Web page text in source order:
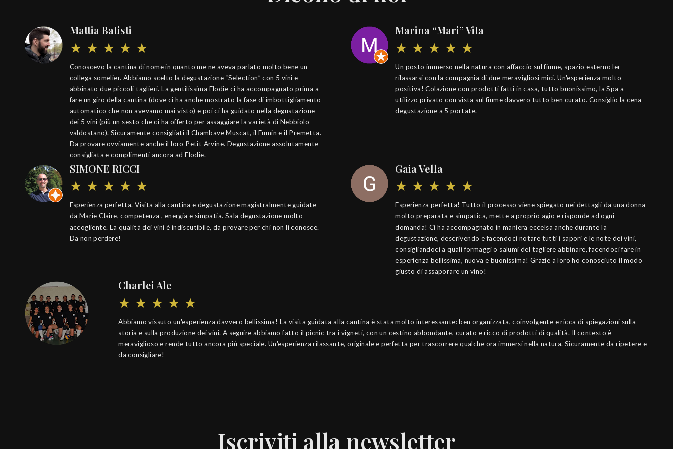
Mattia Batisti
Conoscevo la cantina di nome in quanto me ne aveva parlato molto bene un
collega somelier. Abbiamo scelto la degustazione “Selection” con 5 vini e
abbinato due piccoli taglieri. La gentilissima Elodie ci ha accompagnato prima a
fare un giro della cantina (dove ci ha anche mostrato la fase di imbottigliamento
automatico che non avevamo mai visto) e poi ci ha guidato nella degustazione
dei 5 vini (più un sesto che ci ha offerto per assaggiare la varietà di Nebbiolo
valdostano). Sicuramente consigliati il Chambave Muscat, il Fumin e il Premetta.
Da provare ovviamente anche il loro Petit Arvine. Degustazione assolutamente
consigliata e complimenti ancora ad Elodie.
Marina “Mari” Vita
Un posto immerso nella natura con affaccio sul fiume, spazio esterno ler
rilassarsi con la compagnia di due meravigliosi mici. Un'esperienza molto
positiva! Colazione con prodotti fatti in casa, tutto buonissimo, la Spa a
utilizzo privato con vista sul fiume davvero tutto ben curato. Consiglio la cena
degustazione a 5 portate.
SIMONE RICCI
Esperienza perfetta. Visita alla cantina e degustazione magistralmente guidate
da Marie Claire, competenza , energia e simpatia. Sala degustazione molto
accogliente. La qualità dei vini è indiscutibile, da provare per chi non li conosce.
Da non perdere!
Gaia Vella
Esperienza perfetta! Tutto il processo viene spiegato nei dettagli da una donna
molto preparata e simpatica, mette a proprio agio e risponde ad ogni
domanda! Ci ha accompagnato in maniera eccelsa anche durante la
degustazione, descrivendo e facendoci notare tutti i sapori e le note dei vini,
consigliandoci a quali formaggi o salumi del tagliere abbinare, facendoci fare in
esperienza bellissima, nuova e buonissima! Grazie a loro ho conosciuto il modo
giusto di assaporare un vino!
Charlei Ale
Abbiamo vissuto un'esperienza davvero bellissima! La visita guidata alla cantina è stata molto interessante: ben organizzata, coinvolgente e ricca di spiegazioni sulla
storia e sulla produzione dei vini. A seguire abbiamo fatto il picnic tra i vigneti, con un cestino abbondante, curato e ricco di prodotti di qualità. Il contesto è
meraviglioso e rende tutto ancora più speciale. Un'esperienza rilassante, originale e perfetta per trascorrere qualche ora immersi nella natura. Sicuramente da ripetere e
da consigliare!
Iscriviti alla newsletter